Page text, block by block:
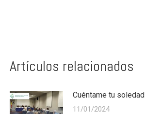
Artículos relacionados
Cuéntame tu soledad
11/01/2024